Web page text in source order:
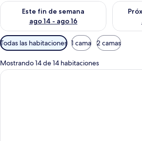
Este fin de semana
ago 14 - ago 16
Consulta la disponibilidad para este fin
Filtros
disponibles
para
las
Todas las habitaciones 1 cama 2 camas
Mostrando 14 de 14 habitaciones